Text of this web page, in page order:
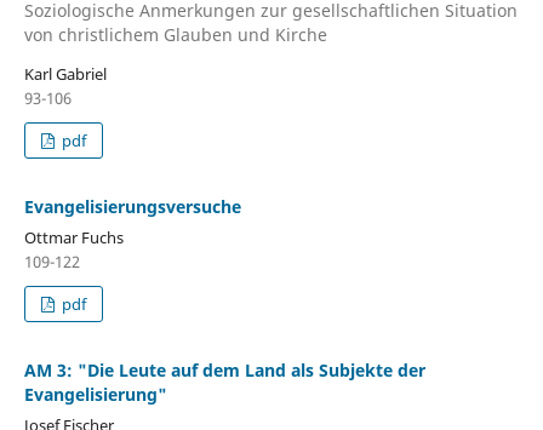
Soziologische Anmerkungen zur gesellschaftlichen Situation
von christlichem Glauben und Kirche
Karl Gabriel
93-106
pdf
Evangelisierungsversuche
Ottmar Fuchs
109-122
pdf
AM 3: "Die Leute auf dem Land als Subjekte der
Evangelisierung"
Josef Fischer